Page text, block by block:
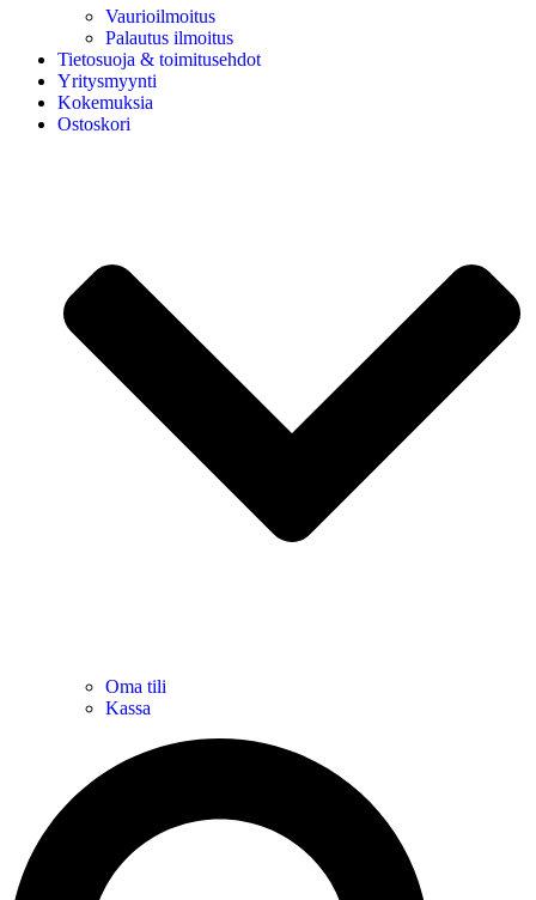
Vaurioilmoitus
Palautus ilmoitus
Tietosuoja & toimitusehdot
Yritysmyynti
Kokemuksia
Ostoskori
Oma tili
Kassa